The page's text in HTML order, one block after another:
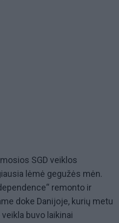
SGD veiklos
lėmė gegužės mėn.
remonto ir
doke Danijoje, kurių metu
buvo laikinai